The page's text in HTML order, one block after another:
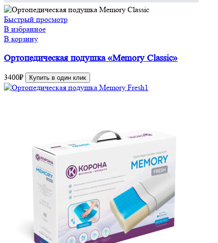
Быстрый просмотр
В избранное
В корзину
Ортопедическая подушка «Memory Classic»
3400₽ Купить в один клик